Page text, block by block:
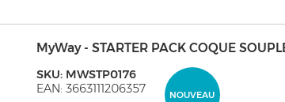
MyWay - STARTER PACK COQUE
NOUVEAU
SKU: MWSTP0176
EAN: 3663111206357